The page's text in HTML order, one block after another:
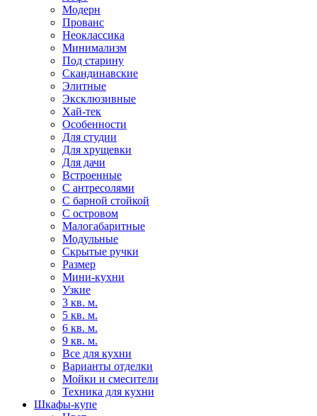
Модерн
Прованс
Неоклассика
Минимализм
Под старину
Скандинавские
Элитные
Эксклюзивные
Хай-тек
Особенности
Для студии
Для хрущевки
Для дачи
Встроенные
С антресолями
С барной стойкой
С островом
Малогабаритные
Модульные
Скрытые ручки
Размер
Мини-кухни
Узкие
3 кв. м.
5 кв. м.
6 кв. м.
9 кв. м.
Все для кухни
Варианты отделки
Мойки и смесители
Техника для кухни
Шкафы-купе